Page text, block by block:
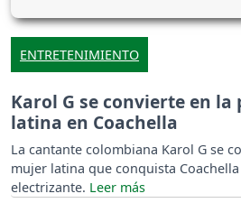
ENTRETENIMIENTO
Karol G se convierte en
latina en Coachella
La cantante colombiana Karol G se
mujer latina que conquista
electrizante.